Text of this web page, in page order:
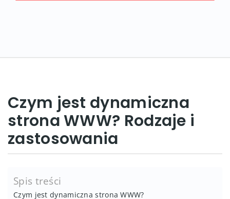
Czym jest dynamiczna
strona WWW? Rodzaje i
zastosowania
Spis treści
Czym jest dynamiczna strona WWW?